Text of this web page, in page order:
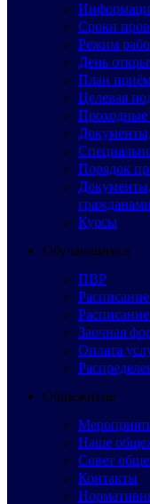
Сроки
Режим
День
План
Целевая
Проходные
Порядок
гражданами
Курсы
Обучающимся
ПВР
Заочная
Оплата
Общежитие
Наше
Совет
Контакты